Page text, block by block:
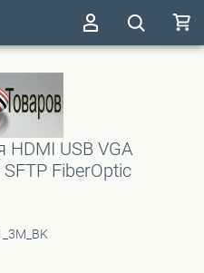
USB VGA
SFTP FiberOptic